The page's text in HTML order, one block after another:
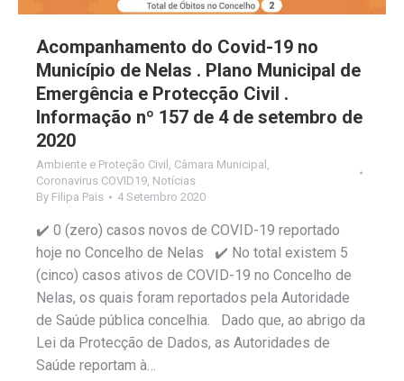
Acompanhamento do Covid-19 no
Município de Nelas . Plano Municipal de
Emergência e Protecção Civil .
Informação nº 157 de 4 de setembro de
2020
Ambiente e Proteção Civil , Câmara Municipal ,
Coronavirus COVID19, Notícias
By Filipa Pais 4 Setembro 2020
✔️ 0 (zero) casos novos de COVID-19 reportado
hoje no Concelho de Nelas ✔️ No total existem 5
(cinco) casos ativos de COVID-19 no Concelho de
Nelas, os quais foram reportados pela Autoridade
de Saúde pública concelhia. Dado que, ao abrigo da
Lei da Protecção de Dados, as Autoridades de
Saúde reportam à…